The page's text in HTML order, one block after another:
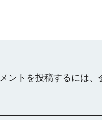
ントを投稿するには